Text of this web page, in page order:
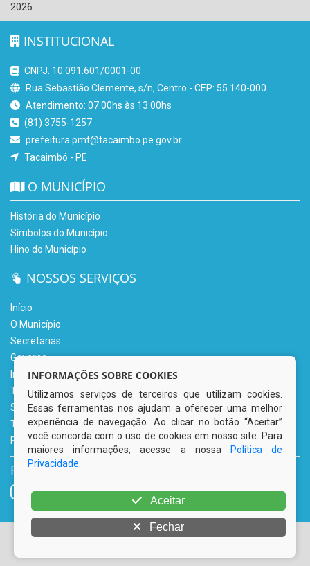
INFORMAÇÕES SOBRE COOKIES
Utilizamos serviços de terceiros que utilizam cookies.
Essas ferramentas nos ajudam a oferecer uma melhor
experiência de navegação. Ao clicar no botão “Aceitar”
você concorda com o uso de cookies em nosso site. Para
maiores informações, acesse a nossa
Política de
Privacidade
Aceitar
Fechar
2026
INSTITUCIONAL
CNPJ: 10.091.601/0001-00
Rua Sebastião Clemente, s/n, Centro - CEP: 55.140-000
Atendimento: 07:00hs às 13:00hs
(81) 3755-1257
prefeitura.pmt@tacaimbo.pe.gov.br
Tacaimbó - PE
O MUNICÍPIO
História do Município
Símbolos do Município
Hino do Município
NOSSOS SERVIÇOS
Início
O Município
Secretarias
Governo
Informe-se
Transparência
Serviços Digitais
Tributário
Fale Conosco
REDES SOCIAIS
© Copyright 2026 Prefeitura Municipal de Tacaimbó | Todos